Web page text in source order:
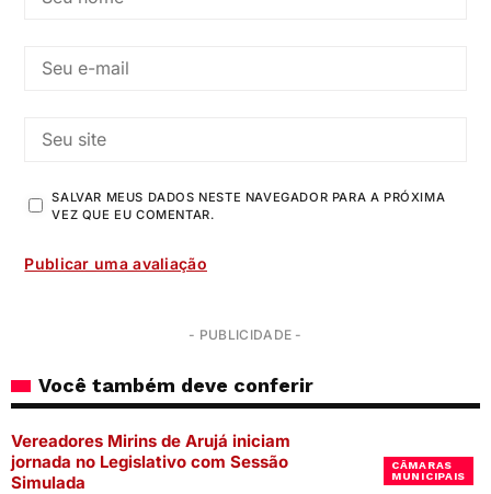
SALVAR MEUS DADOS NESTE NAVEGADOR PARA A PRÓXIMA
VEZ QUE EU COMENTAR.
- PUBLICIDADE -
Você também deve conferir
CÂMARAS
MUNICIPAIS
Vereadores Mirins de Arujá iniciam
jornada no Legislativo com Sessão
Simulada